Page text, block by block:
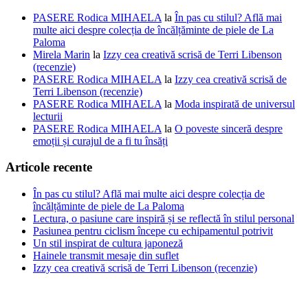
PASERE Rodica MIHAELA la În pas cu stilul? Află mai
multe aici despre colecția de încălțăminte de piele de La
Paloma
Mirela Marin la Izzy cea creativă scrisă de Terri Libenson
(recenzie)
PASERE Rodica MIHAELA la Izzy cea creativă scrisă de
Terri Libenson (recenzie)
PASERE Rodica MIHAELA la Moda inspirată de universul
lecturii
PASERE Rodica MIHAELA la O poveste sinceră despre
emoții și curajul de a fi tu însăți
Articole recente
În pas cu stilul? Află mai multe aici despre colecția de
încălțăminte de piele de La Paloma
Lectura, o pasiune care inspiră și se reflectă în stilul personal
Pasiunea pentru ciclism începe cu echipamentul potrivit
Un stil inspirat de cultura japoneză
Hainele transmit mesaje din suflet
Izzy cea creativă scrisă de Terri Libenson (recenzie)